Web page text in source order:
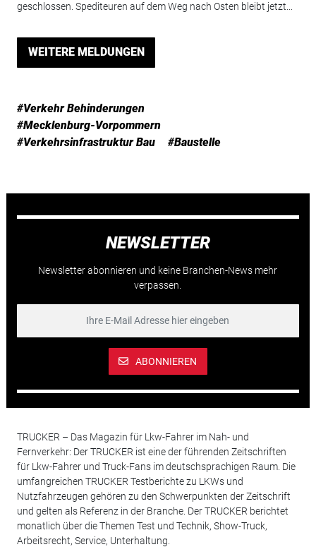
geschlossen. Spediteuren auf dem Weg nach Osten bleibt jetzt...
WEITERE MELDUNGEN
#Verkehr Behinderungen
#Mecklenburg-Vorpommern
#Verkehrsinfrastruktur Bau
#Baustelle
NEWSLETTER
Newsletter abonnieren und keine Branchen-News mehr
verpassen.
ABONNIEREN
TRUCKER – Das Magazin für Lkw-Fahrer im Nah- und
Fernverkehr: Der TRUCKER ist eine der führenden Zeitschriften
für Lkw-Fahrer und Truck-Fans im deutschsprachigen Raum. Die
umfangreichen TRUCKER Testberichte zu LKWs und
Nutzfahrzeugen gehören zu den Schwerpunkten der Zeitschrift
und gelten als Referenz in der Branche. Der TRUCKER berichtet
monatlich über die Themen Test und Technik, Show-Truck,
Arbeitsrecht, Service, Unterhaltung.